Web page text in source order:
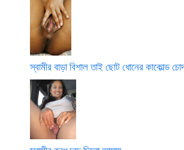
স্বামীর বাড়া বিশাল তাই ছোট ধোনের কাকোল্ড